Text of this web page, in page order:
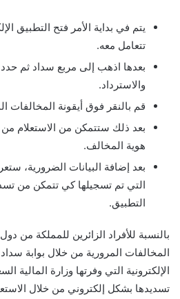
يتم في بداية الأمر فتح التطبيق
تتعامل معه.
بعدها اذهب إلى مربع سداد ثم
والاسترداد.
قم بالنقر فوق أيقونة المخالفات
بعد ذلك ستتمكن من الاستعلام من
هوية المخالف.
بعد إضافة البيانات الضرورية،
التي تم تسجيلها كي تتمكن من
التطبيق.
بالنسبة للأفراد الزائرين للمملكة من
المخالفات المرورية من خلال بوابة
الإلكترونية التي وفرتها وزارة المالية
تسديدها بشكل إلكتروني من خلال